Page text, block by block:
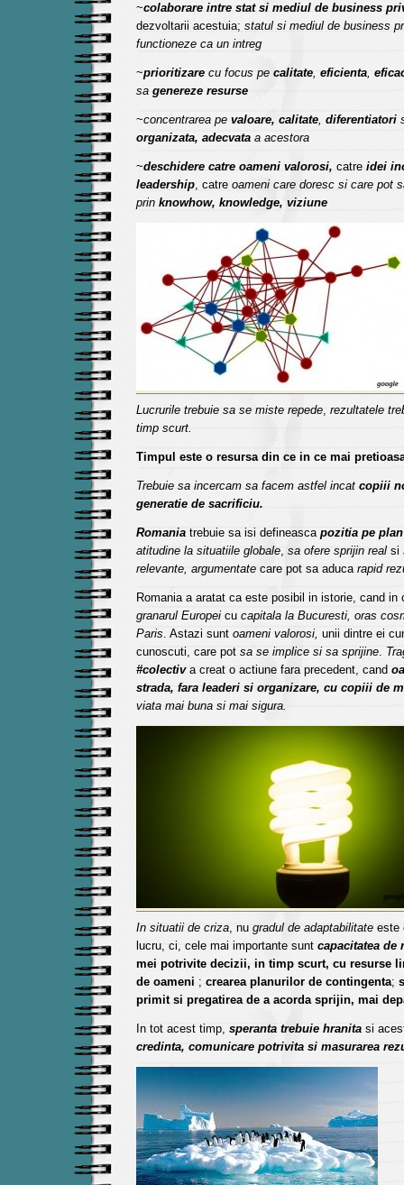
~colaborare intre stat si mediul de business
dezvoltarii acestuia; statul si mediul de business
functioneze ca un intreg
~prioritizarecu focus pe calitate, eficienta,
sa genereze resurse
~concentrarea pe valoare, calitate, diferentiatori
organizata, adecvataa acestora
~deschidere catre oameni valorosi, catre idei
leadership, catre oameni care doresc si care pot
prin knowhow, knowledge, viziune
Lucrurile trebuie sa se miste repede, rezultatele
timp scurt.
Timpul este o resursa din ce in ce mai
Trebuie sa incercam sa facem astfel incat copiii
generatie de sacrificiu.
Romaniatrebuie sa isi defineasca pozitia pe
atitudine la situatiile globale, sa ofere sprijin realsi
relevante, argumentatecare pot sa aduca rapid
Romania a aratat ca este posibil in istorie, cand in
granarul Europeicucapitala la Bucuresti, oras
Paris. Astazi sunt oameni valorosi, unii dintre ei
cunoscuti, care pot sa se implice si sa sprijine.
#colectiva creat o actiune fara precedent, cand
strada, fara leaderi si organizare, cu copiii de
viata mai buna si mai sigura.
In situatii de criza, nu gradul de adaptabilitateeste
lucru, ci, cele mai importante sunt capacitatea de
mei potrivite decizii, in timp scurt, cu resurse
de oameni ; crearea planurilor de contingenta;
primit si pregatirea de a acorda sprijin, mai
In tot acest timp, speranta trebuie hranita si
credinta, comunicare potrivita si masurarea